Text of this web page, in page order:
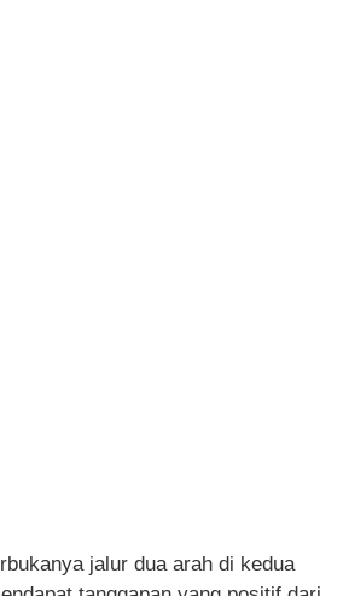
jalur dua arah di kedua